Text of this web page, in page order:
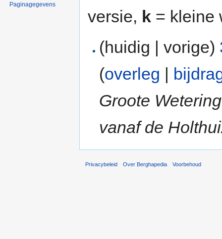
versie, k = kleine
(huidig | vorige)
(overleg |
Groote
vanaf de
Paginagegevens
Privacybeleid Over Berghapedia Voorbehoud